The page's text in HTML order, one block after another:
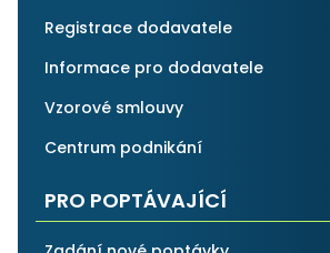
Registrace dodavatele
Informace pro dodavatele
Vzorové smlouvy
Centrum podnikání
PRO POPTÁVAJÍCÍ